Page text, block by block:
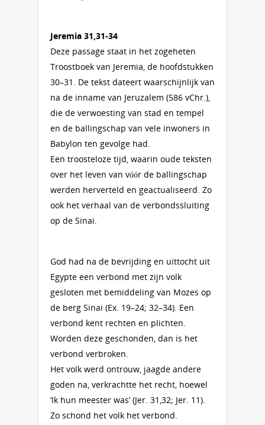
Jeremia 31,31-34
Deze passage staat in het zogeheten
Troostboek van Jeremia, de hoofdstukken
30–31. De tekst dateert waarschijnlijk van
na de inname van Jeruzalem (586 vChr.),
die de verwoesting van stad en tempel
en de ballingschap van vele inwoners in
Babylon ten gevolge had.
Een troosteloze tijd, waarin oude teksten
over het leven van vóór de ballingschap
werden herverteld en geactualiseerd. Zo
ook het verhaal van de verbondssluiting
op de Sinai.
God had na de bevrijding en uittocht uit
Egypte een verbond met zijn volk
gesloten met bemiddeling van Mozes op
de berg Sinai (Ex. 19–24; 32–34). Een
verbond kent rechten en plichten.
Worden deze geschonden, dan is het
verbond verbroken.
Het volk werd ontrouw, jaagde andere
goden na, verkrachtte het recht, hoewel
‘Ik hun meester was’ (Jer. 31,32; Jer. 11).
Zo schond het volk het verbond.